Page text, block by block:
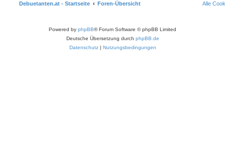
Debuetanten.at - Startseite Foren-Übersicht Alle
Powered by phpBB® Forum Software © phpBB Limited
Deutsche Übersetzung durch phpBB.de
Datenschutz| Nutzungsbedingungen